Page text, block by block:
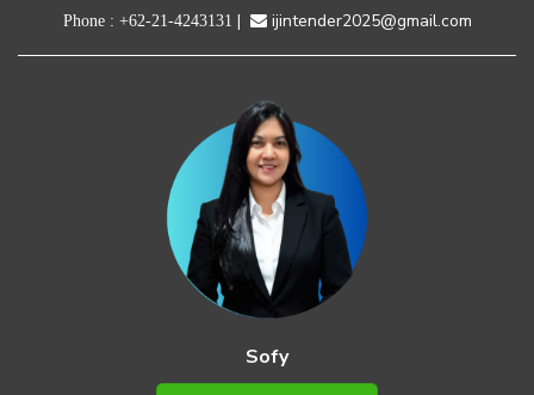
Phone : +62-21-4243131 | ijintender2025@gmail.com
Sofy